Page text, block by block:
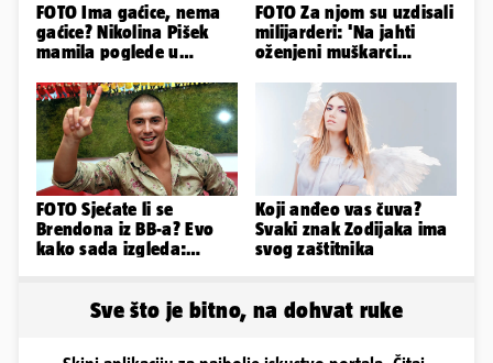
FOTO Ima gaćice, nema
gaćice? Nikolina Pišek
mamila poglede u
kombinezonu
FOTO Za njom su uzdisali
milijarderi: 'Na jahti
oženjeni muškarci
FOTO Sjećate li se
Brendona iz BB-a? Evo
kako sada izgleda:
Koji anđeo vas čuva?
Svaki znak Zodijaka ima
svog zaštitnika
Sve što je bitno, na dohvat ruke